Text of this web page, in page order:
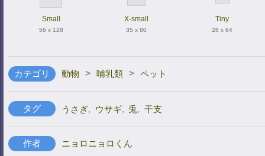
Small
56 x 128
X-small
35 x 80
Tiny
28 x 64
カテゴリ 動物 > 哺乳類 > ペット
タグ うさぎ, ウサギ, 兎, 干支
作者 ニョロニョロくん